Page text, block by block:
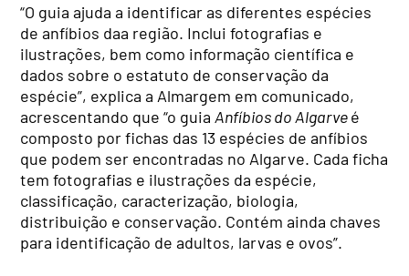
“O guia ajuda a identificar as diferentes espécies
de anfíbios daa região. Inclui fotografias e
ilustrações, bem como informação científica e
dados sobre o estatuto de conservação da
espécie”, explica a Almargem em comunicado,
acrescentando que “o guiaAnfíbios do Algarveé
composto por fichas das 13 espécies de anfíbios
que podem ser encontradas no Algarve. Cada ficha
tem fotografias e ilustrações da espécie,
classificação, caracterização, biologia,
distribuição e conservação. Contém ainda chaves
para identificação de adultos, larvas e ovos”.